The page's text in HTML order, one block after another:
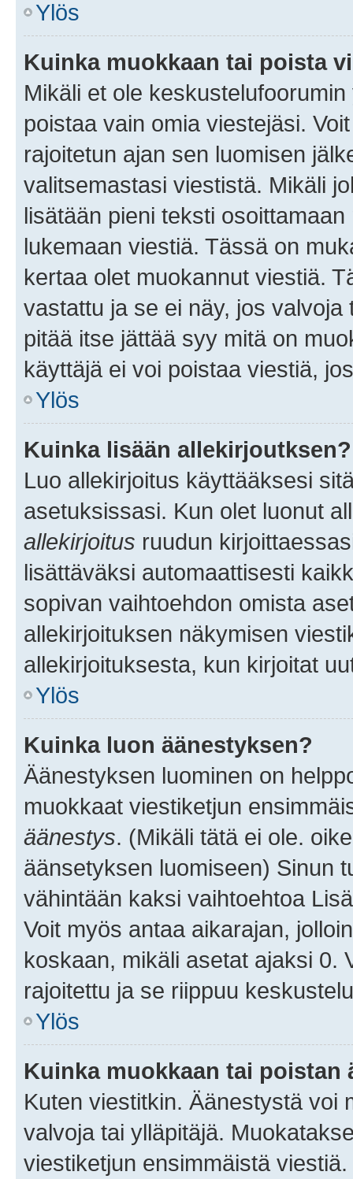
Ylös
Kuinka muokkaan tai poista
Mikäli et ole
poistaa vain omia viestejäsi.
rajoitetun ajan sen luomisen
valitsemastasi viestistä. Mikäli
lisätään pieni teksti
lukemaan viestiä. Tässä on
kertaa olet muokannut viestiä.
vastattu ja se ei näy, jos
pitää itse jättää syy mitä on
käyttäjä ei voi poistaa viestiä,
Ylös
Kuinka lisään allekirjoutksen?
Luo allekirjoitus käyttääksesi
asetuksissasi. Kun olet luonut
allekirjoitus ruudun
lisättäväksi automaattisesti
sopivan vaihtoehdon omista
allekirjoituksen näkymisen
allekirjoituksesta, kun kirjoitat
Ylös
Kuinka luon äänestyksen?
Äänestyksen luominen on
muokkaat viestiketjun
äänestys. (Mikäli tätä ei ole.
äänsetyksen luomiseen) Sinun
vähintään kaksi vaihtoehtoa
Voit myös antaa aikarajan,
koskaan, mikäli asetat ajaksi 0.
rajoitettu ja se riippuu
Ylös
Kuinka muokkaan tai poistan
Kuten viestitkin. Äänestystä voi
valvoja tai ylläpitäjä.
viestiketjun ensimmäistä